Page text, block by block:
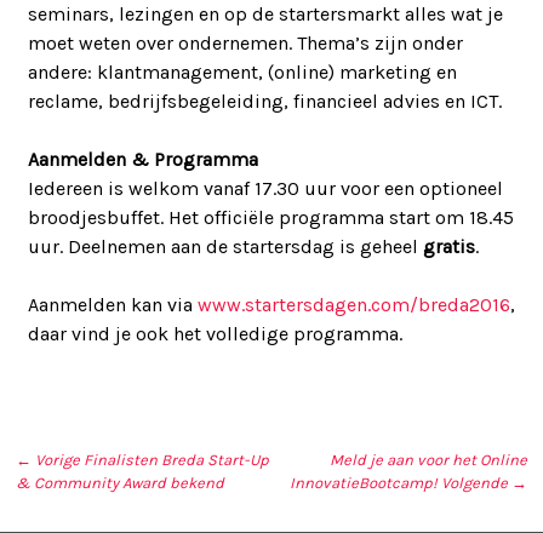
seminars, lezingen en op de startersmarkt alles wat je
moet weten over ondernemen. Thema’s zijn onder
andere: klantmanagement, (online) marketing en
reclame, bedrijfsbegeleiding, financieel advies en ICT.
Aanmelden & Programma
Iedereen is welkom vanaf 17.30 uur voor een optioneel
broodjesbuffet. Het officiële programma start om 18.45
uur. Deelnemen aan de startersdag is geheel gratis.
Aanmelden kan via www.startersdagen.com/breda2016,
daar vind je ook het volledige programma.
BERICHT NAVIGATIE
← VorigeFinalisten Breda Start-Up
& Community Award bekend
Meld je aan voor het Online
InnovatieBootcamp! Volgende →